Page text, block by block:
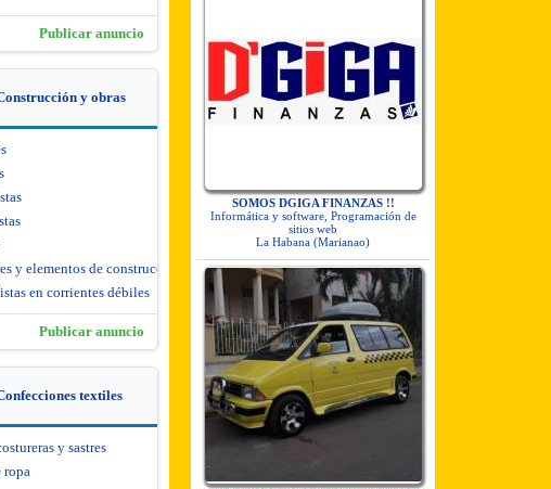
Publicar anuncio
y obras
y elementos de construcción
en corrientes débiles
Publicar anuncio
textiles
y sastres
ropa
SOMOS DGIGA FINANZAS !!
Informática y software, Programación de
sitios web
La Habana (Marianao)